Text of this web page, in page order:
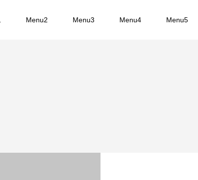
Menu2 Menu3 Menu4 Menu5